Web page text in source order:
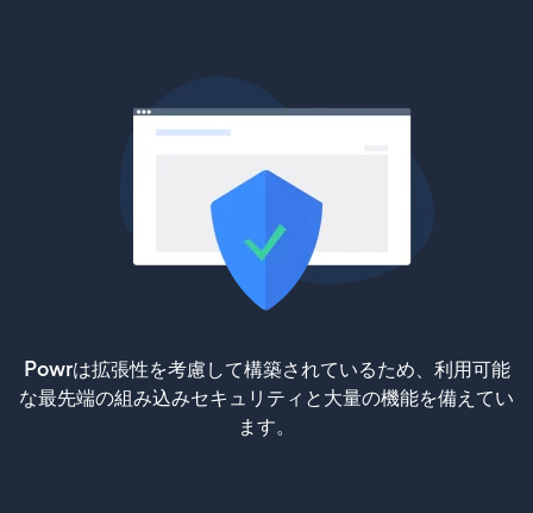
Powrは拡張性を考慮して構築されているため、利用可能
な最先端の組み込みセキュリティと大量の機能を備えてい
ます。